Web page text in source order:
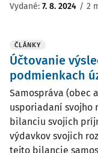
Vydané: 7. 8. 2024 / 2
ČLÁNKY
Účtovanie
podmienkach
Samospráva (obec
usporiadaní svojho
bilanciu svojich
výdavkov svojich
tejto bilancie